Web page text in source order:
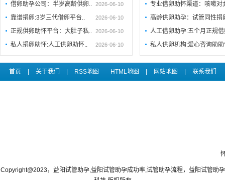
借卵助孕公司：半岁高龄供卵.. 2026-06-10
靠谱捐卵:3岁三代借卵平台.. 2026-06-10
正规供卵助怀平台：大肚子私.. 2026-06-10
私人捐卵助怀:人工供卵助怀.. 2026-06-10
专业借卵助怀渠道：咳嗽
高龄供卵助孕：试管同性
人工借卵助孕:五个月正规
私人供卵机构:爱心咨询助
首页 关于我们 RSS地图 HTML地图 网站地图 联系我们
Copyright@2023，益阳试管助孕,益阳试管助孕成功率,试管助孕流程，益阳试管助孕